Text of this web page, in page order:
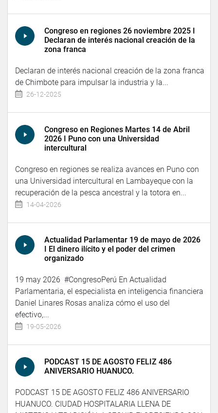
Congreso en regiones 26 noviembre 2025 I
Declaran de interés nacional creación de la
zona franca
Declaran de interés nacional creación de la zona franca
de Chimbote para impulsar la industria y la...
26-12-2025
Congreso en Regiones Martes 14 de Abril
2026 I Puno con una Universidad
intercultural
Congreso en regiones se realiza avances en Puno con
una Universidad intercultural en Lambayeque con la
recuperación de la pesca ancestral y la totora en...
14-04-2026
Actualidad Parlamentar 19 de mayo de 2026
I El dinero ilícito y el poder del crimen
organizado
19 may 2026 #CongresoPerú En Actualidad
Parlamentaria, el especialista en inteligencia financiera
Daniel Linares Rosas analiza cómo el uso del
efectivo,...
19-05-2026
PODCAST 15 DE AGOSTO FELIZ 486
ANIVERSARIO HUANUCO.
PODCAST 15 DE AGOSTO FELIZ 486 ANIVERSARIO
HUANUCO. CIUDAD HOSPITALARIA LLENA DE